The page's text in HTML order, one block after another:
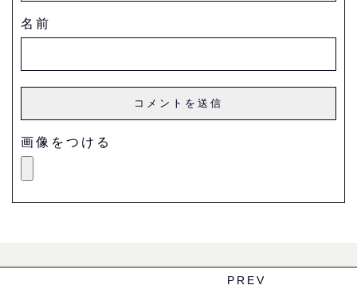
名前
画像をつける
PREV